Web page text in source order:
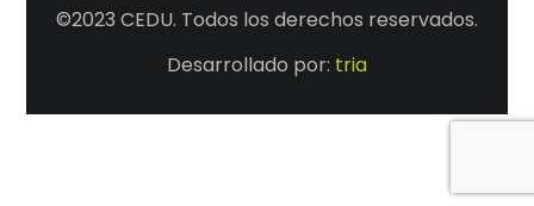
©2023 CEDU. Todos los derechos reservados.
Desarrollado por: tria